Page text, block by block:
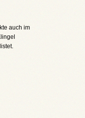
auch im